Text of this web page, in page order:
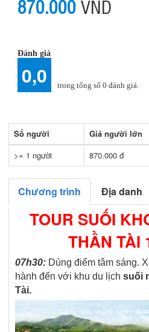
870.000 VND
Đánh giá
0,0 trong tổng số0 đánh giá.
Số người Giá người lớn
>= 1 người
870.000 đ
Chương trình Địa danh
TOUR SUỐI
THẦN TÀI
07h30: Dùng điểm tâm sáng.
hành đến với khu du lịchsuối
Tài.